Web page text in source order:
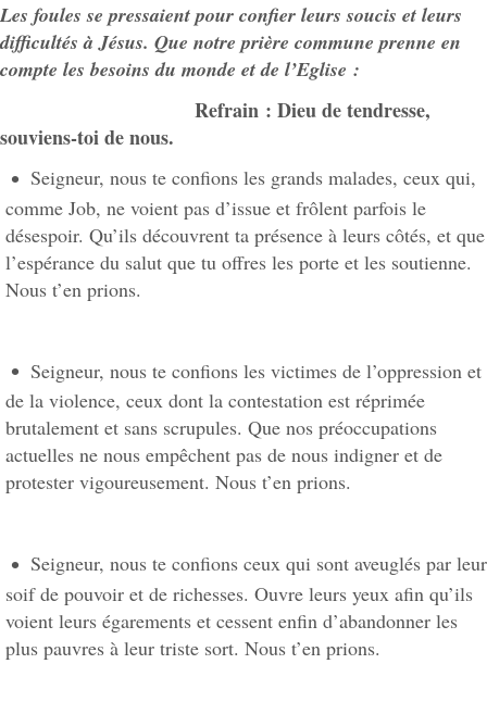
Les foules se pressaient pour confier leurs soucis et leurs
difficultés à Jésus. Que notre prière commune prenne en
compte les besoins du monde et de l’Eglise :
Refrain : Dieu de tendresse,
souviens-toi de nous.
Seigneur, nous te confions les grands malades, ceux qui,
comme Job, ne voient pas d’issue et frôlent parfois le
désespoir. Qu’ils découvrent ta présence à leurs côtés, et que
l’espérance du salut que tu offres les porte et les soutienne.
Nous t’en prions.
Seigneur, nous te confions les victimes de l’oppression et
de la violence, ceux dont la contestation est réprimée
brutalement et sans scrupules. Que nos préoccupations
actuelles ne nous empêchent pas de nous indigner et de
protester vigoureusement. Nous t’en prions.
Seigneur, nous te confions ceux qui sont aveuglés par leur
soif de pouvoir et de richesses. Ouvre leurs yeux afin qu’ils
voient leurs égarements et cessent enfin d’abandonner les
plus pauvres à leur triste sort. Nous t’en prions.